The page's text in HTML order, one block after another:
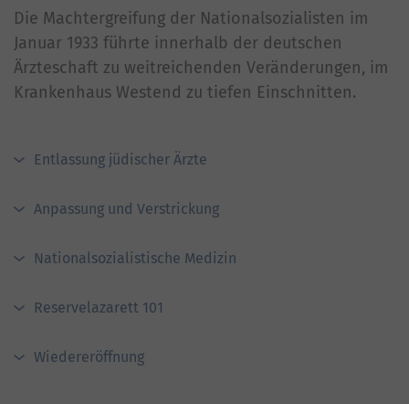
Die Machtergreifung der Nationalsozialisten im
Januar 1933 führte innerhalb der deutschen
Ärzteschaft zu weitreichenden Veränderungen, im
Krankenhaus Westend zu tiefen Einschnitten.
Entlassung jüdischer Ärzte
Anpassung und Verstrickung
Nationalsozialistische Medizin
Reservelazarett 101
Wiedereröffnung